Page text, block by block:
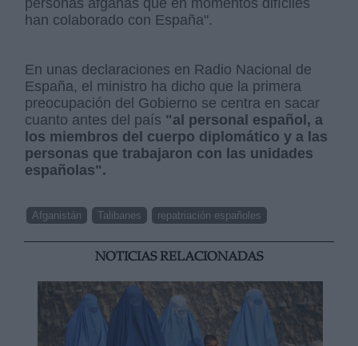
han colaborado con España".
En unas declaraciones en Radio Nacional de
España, el ministro ha dicho que la primera
preocupación del Gobierno se centra en sacar
cuanto antes del país "al personal español, a
los miembros del cuerpo diplomático y a las
personas que trabajaron con las unidades
españolas".
Afganistán Talibanes repatriación españoles
NOTICIAS RELACIONADAS